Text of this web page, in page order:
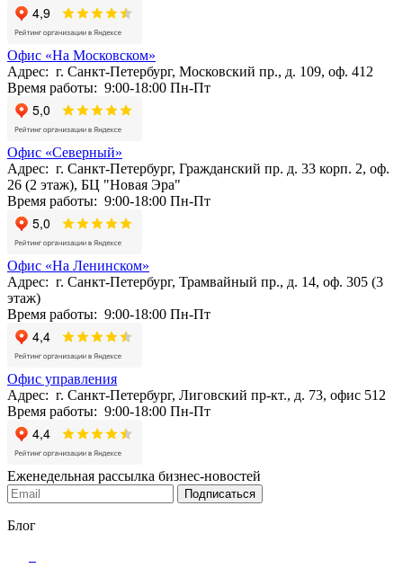
Офис «На Московском»
Адрес: г. Санкт-Петербург, Московский пр., д. 109, оф. 412
Время работы: 9:00-18:00 Пн-Пт
Офис «Северный»
Адрес: г. Санкт-Петербург, Гражданский пр. д. 33 корп. 2, оф.
26 (2 этаж), БЦ "Новая Эра"
Время работы: 9:00-18:00 Пн-Пт
Офис «На Ленинском»
Адрес: г. Санкт-Петербург, Трамвайный пр., д. 14, оф. 305 (3
этаж)
Время работы: 9:00-18:00 Пн-Пт
Офис управления
Адрес: г. Санкт-Петербург, Лиговский пр-кт., д. 73, офис 512
Время работы: 9:00-18:00 Пн-Пт
Еженедельная рассылка бизнес-новостей
Подписаться
Блог